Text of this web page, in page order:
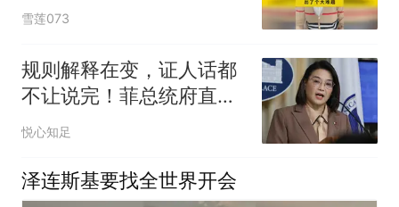
雪莲073
规则解释在变，证人话都
不让说完！菲总统府直言
弹劾审判乱象
悦心知足
泽连斯基要找全世界开会